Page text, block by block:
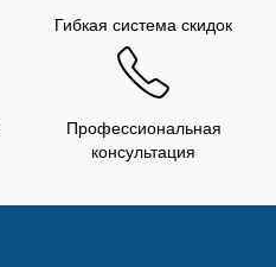
Гибкая система скидок
Профессиональная
консультация